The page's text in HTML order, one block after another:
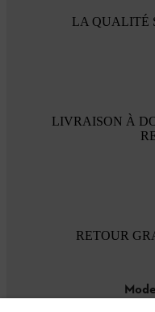
LA QUALITÉ
LIVRAISON À
RETOUR